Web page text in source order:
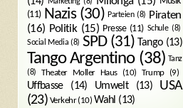
(11) Nazis(30) Parteien(8) Piraten
(16) Politik(15) Presse(11) Schule(8)
Social Media (8) SPD(31) Tango(13)
Tango Argentino(38) Tanz
(8)
Theater Moller Haus(10) Trump(9)
Uffbasse(14) Umwelt(13)
USA
(23) Verkehr(10) Wahl (13)